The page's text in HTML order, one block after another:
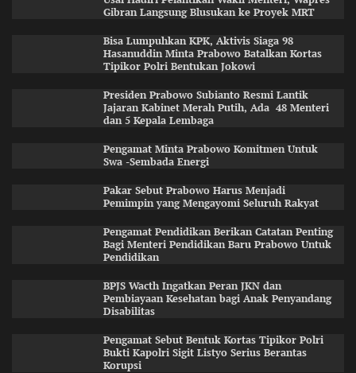
Gibran Langsung Blusukan ke Proyek MRT
Bisa Lumpuhkan KPK, Aktivis Siaga 98
Hasanuddin Minta Prabowo Batalkan Kortas
Tipikor Polri Bentukan Jokowi
Presiden Prabowo Subianto Resmi Lantik
Jajaran Kabinet Merah Putih, Ada 48 Menteri
dan 5 Kepala Lembaga
Pengamat Minta Prabowo Komitmen Untuk
Swa -Sembada Energi
Pakar Sebut Prabowo Harus Menjadi
Pemimpin yang Mengayomi Seluruh Rakyat
Pengamat Pendidikan Berikan Catatan Penting
Bagi Menteri Pendidikan Baru Prabowo Untuk
Pendidikan
BPJS Wacth Ingatkan Peran JKN dan
Pembiayaan Kesehatan bagi Anak Penyandang
Disabilitas
Pengamat Sebut Bentuk Kortas Tipikor Polri
Bukti Kapolri Sigit Listyo Serius Berantas
Korupsi